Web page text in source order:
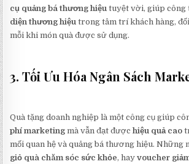
cụ quảng bá thương hiệu tuyệt vời, giúp
diện thương hiệu trong tâm trí khách hàng,
mỗi khi món quà được sử dụng.
3. Tối Ưu Hóa Ngân Sách
Quà tặng doanh nghiệp là một công cụ giúp
phí marketing mà vẫn đạt đượchiệu quả cao
mối quan hệ và quảng bá thương hiệu. Những
giỏ quà chăm sóc sức khỏe, hayvoucher